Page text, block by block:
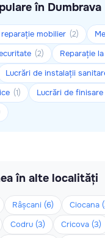
în Dumbrava
mobilier (2)
(2) Reparație
Lucrări de instalații
(1) Lucrări de finisare
în alte localități
Râșcani (6) Ciocana
Codru (3) Cricova (3)